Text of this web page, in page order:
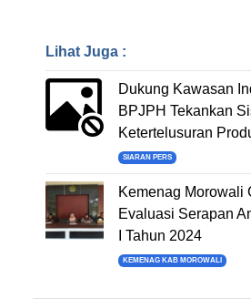
Lihat Juga :
Dukung Kawasan
BPJPH Tekankan
Ketertelusuran
SIARAN PERS
Kemenag Morowali
Evaluasi Serapan
I Tahun 2024
KEMENAG KAB MOROWALI